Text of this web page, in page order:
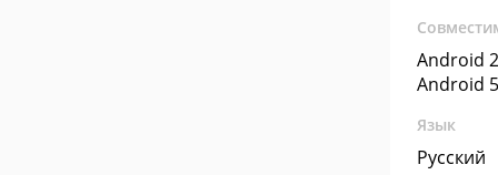
Android
Android
Язык
Русский